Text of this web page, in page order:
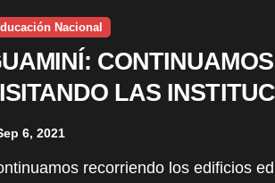
Nacional
CONTINUAMOS
LAS
DEL
6, 2021